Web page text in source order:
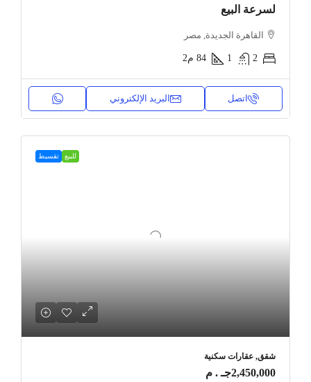
لسرعة البيع
القاهرة الجديدة, مصر
2
1
84 م2
اتصل البريد الإلكتروني
للبيع تقسيط
شقق, عقارات سكنية
2,450,000جـ . م